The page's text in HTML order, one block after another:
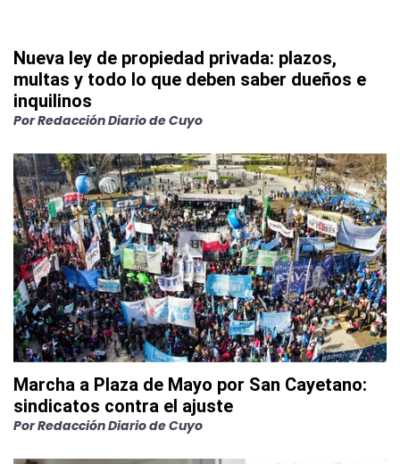
Nueva ley de propiedad privada: plazos,
multas y todo lo que deben saber dueños e
inquilinos
PorRedacción Diario de Cuyo
Marcha a Plaza de Mayo por San Cayetano:
sindicatos contra el ajuste
PorRedacción Diario de Cuyo